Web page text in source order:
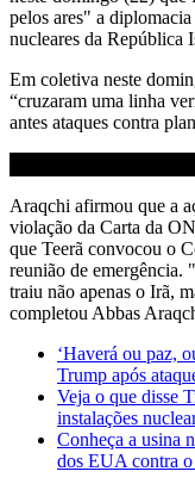
pelos ares" a diplomacia
nucleares da República
Em coletiva neste
“cruzaram uma linha
antes ataques contra
Araqchi afirmou que a
violação da Carta da
que Teerã convocou o
reunião de emergência.
traiu não apenas o Irã,
completou Abbas
‘Haverá ou paz,
Trump após
Veja o que disse
instalações
Conheça a usina
dos EUA contra